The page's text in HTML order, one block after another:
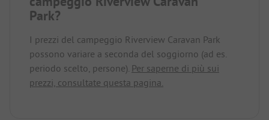
Park?
I prezzi del campeggio Riverview Caravan Park
possono variare a seconda del soggiorno (ad es.
periodo scelto, persone). Per saperne di più sui
prezzi, consultate questa pagina.